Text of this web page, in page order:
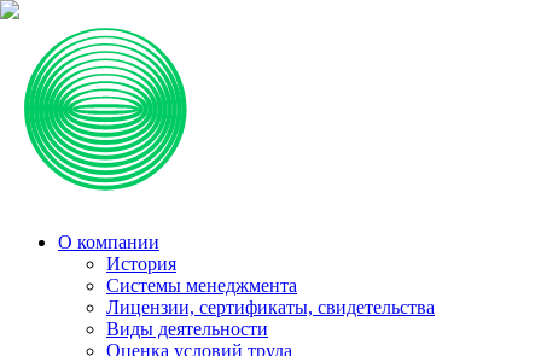
О компании
История
Системы менеджмента
Лицензии, сертификаты, свидетельства
Виды деятельности
Оценка условий труда